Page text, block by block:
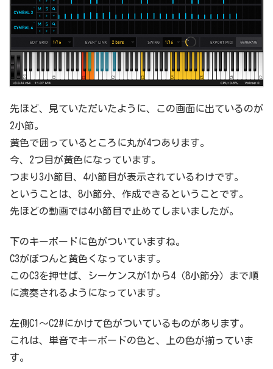
先ほど、見ていただいたように、この画面に出ているのが
2小節。
黄色で囲っているところに丸が4つあります。
今、2つ目が黄色になっています。
つまり3小節目、4小節目が表示されているわけです。
ということは、8小節分、作成できるということです。
先ほどの動画では4小節目で止めてしまいましたが。
下のキーボードに色がついていますね。
C3がぽつんと黄色くなっています。
このC3を押せば、シーケンスが1から4（8小節分）まで順
に演奏されるようになっています。
左側C1～C2#にかけて色がついているものがあります。
これは、単音でキーボードの色と、上の色が揃っていま
す。